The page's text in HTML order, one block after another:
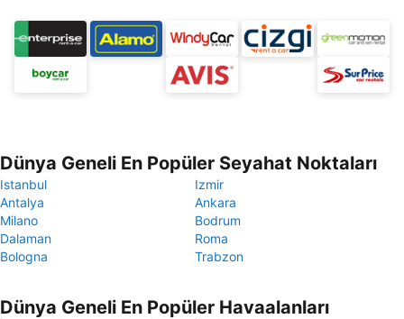
Dünya Geneli En Popüler Seyahat Noktaları
Istanbul
Izmir
Antalya
Ankara
Milano
Bodrum
Dalaman
Roma
Bologna
Trabzon
Dünya Geneli En Popüler Havaalanları